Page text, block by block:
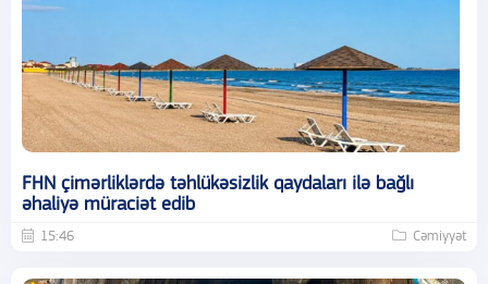
FHN çimərliklərdə təhlükəsizlik qaydaları ilə bağlı
əhaliyə müraciət edib
15:46 Cəmiyyət